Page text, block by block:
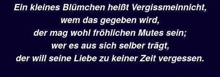
Ein kleines Blümchen heißt Vergissmeinnicht,
wem das gegeben wird,
der mag wohl fröhlichen Mutes sein;
wer es aus sich selber trägt,
der will seine Liebe zu keiner Zeit vergessen.